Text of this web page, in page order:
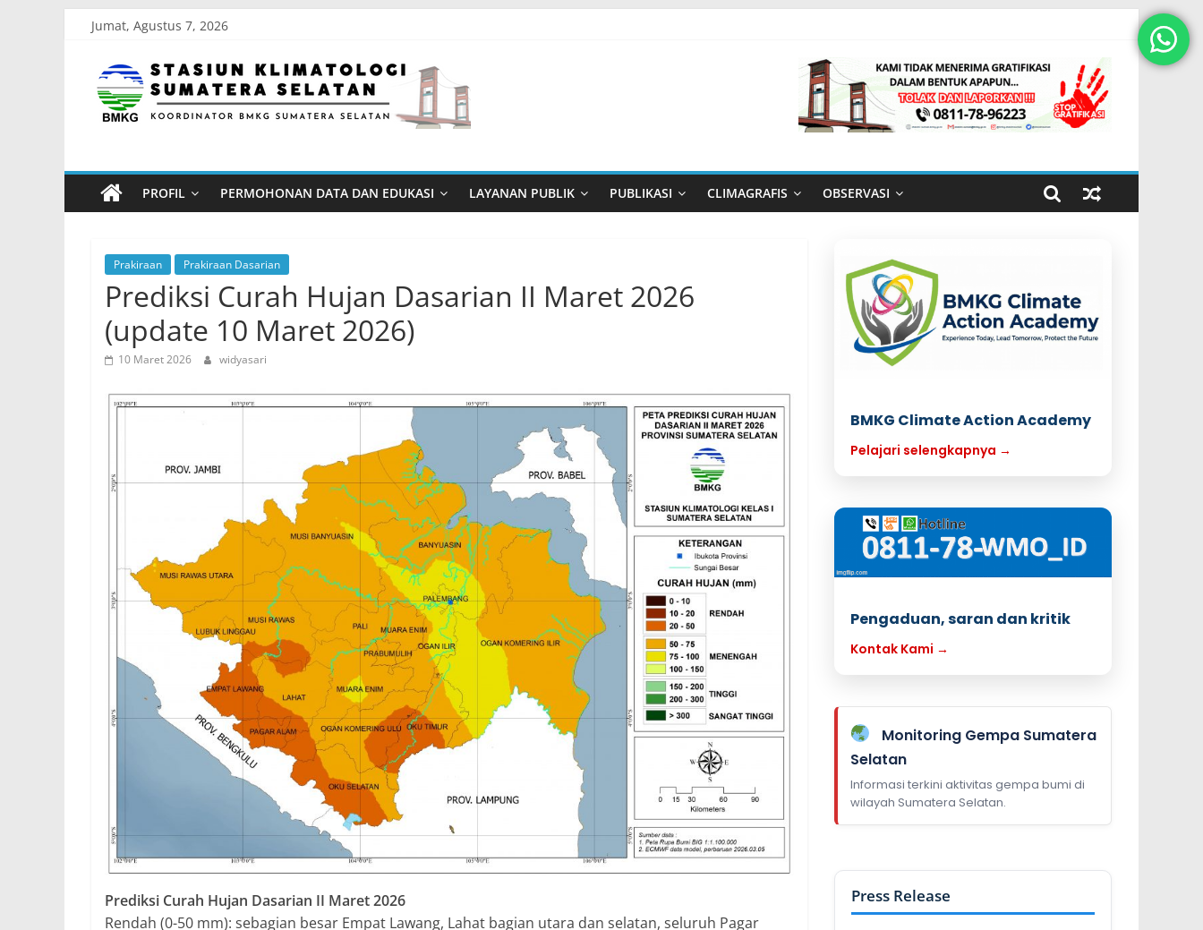
content
Jumat, Agustus 7, 2026
Stasiun
Klimatologi
Sumatera
Selatan
Koordinator
BMKG
Sumatera
Selatan
PROFIL PERMOHONAN DATA DAN EDUKASI LAYANAN PUBLIK PUBLIKASI CLIMAGRAFIS OBSERVASI
Prakiraan Prakiraan Dasarian
Prediksi Curah Hujan Dasarian II Maret 2026
(update 10 Maret 2026)
10 Maret 2026 widyasari
Prediksi Curah Hujan Dasarian II Maret 2026
Rendah (0-50 mm): sebagian besar Empat Lawang, Lahat bagian utara dan selatan, seluruh Pagar
BMKG Climate Action Academy
Pelajari selengkapnya →
Pengaduan, saran dan kritik
Kontak Kami →
Monitoring Gempa Sumatera
Selatan
Informasi terkini aktivitas gempa bumi di
wilayah Sumatera Selatan.
Press Release